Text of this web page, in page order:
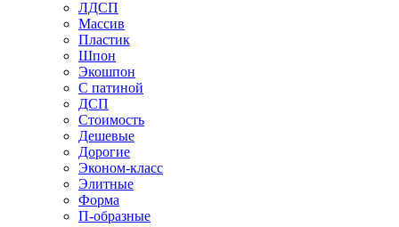
ЛДСП
Массив
Пластик
Шпон
Экошпон
С патиной
ДСП
Стоимость
Дешевые
Дорогие
Эконом-класс
Элитные
Форма
П-образные